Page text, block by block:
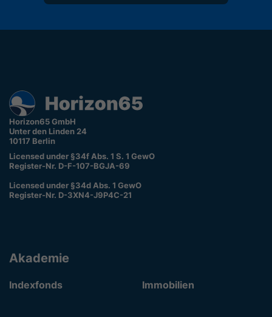
Horizon65 GmbH
Unter den Linden 24
10117 Berlin
Licensed under §34f Abs. 1 S. 1 GewO
Register-Nr. D-F-107-BGJA-69
Licensed under §34d Abs. 1 GewO
Register-Nr. D-3XN4-J9P4C-21
Akademie
Indexfonds Immobilien